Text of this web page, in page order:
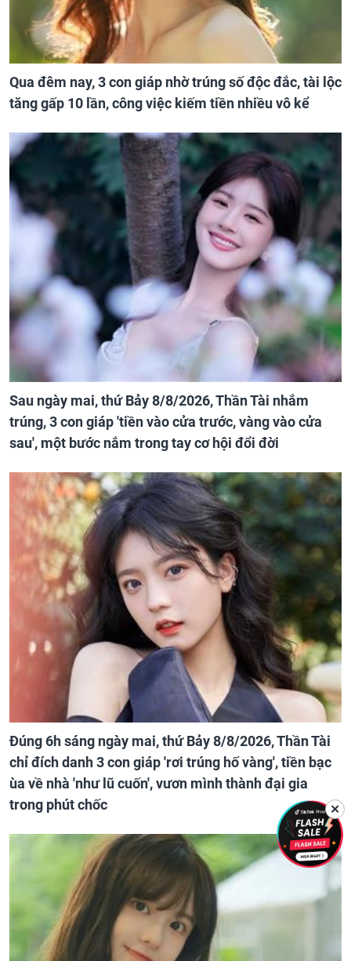
Qua đêm nay, 3 con giáp nhờ trúng số độc đắc, tài lộc
tăng gấp 10 lần, công việc kiếm tiền nhiều vô kể
Sau ngày mai, thứ Bảy 8/8/2026, Thần Tài nhắm
trúng, 3 con giáp 'tiền vào cửa trước, vàng vào cửa
sau', một bước nắm trong tay cơ hội đổi đời
Đúng 6h sáng ngày mai, thứ Bảy 8/8/2026, Thần Tài
chỉ đích danh 3 con giáp 'rơi trúng hố vàng', tiền bạc
ùa về nhà 'như lũ cuốn', vươn mình thành đại gia
trong phút chốc
✕